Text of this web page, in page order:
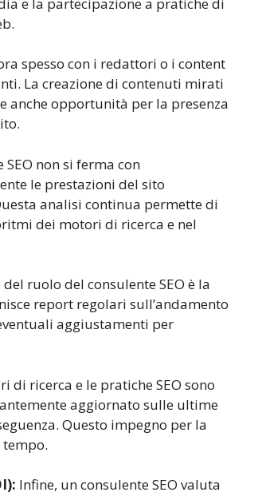
spesso con i redattori o i content
La creazione di contenuti mirati
anche opportunità per la presenza
non si ferma con
le prestazioni del sito
analisi continua permette di
dei motori di ricerca e nel
ruolo del consulente SEO è la
report regolari sull’andamento
aggiustamenti per
di ricerca e le pratiche SEO sono
aggiornato sulle ultime
Questo impegno per la
Infine, un consulente SEO valuta